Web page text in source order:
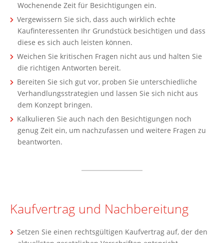
Wochenende Zeit für Besichtigungen ein.
Vergewissern Sie sich, dass auch wirklich echte
Kaufinteressenten Ihr Grundstück besichtigen und dass
diese es sich auch leisten können.
Weichen Sie kritischen Fragen nicht aus und halten Sie
die richtigen Antworten bereit.
Bereiten Sie sich gut vor, proben Sie unterschiedliche
Verhandlungsstrategien und lassen Sie sich nicht aus
dem Konzept bringen.
Kalkulieren Sie auch nach den Besichtigungen noch
genug Zeit ein, um nachzufassen und weitere Fragen zu
beantworten.
Kaufvertrag und Nachbereitung
Setzen Sie einen rechtsgültigen Kaufvertrag auf, der den